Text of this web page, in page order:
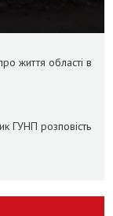
життя області в
ГУНП розповість